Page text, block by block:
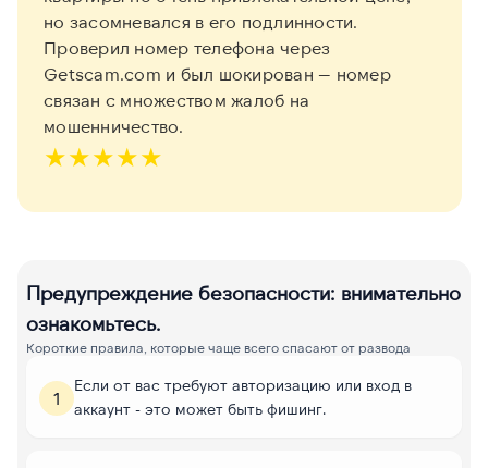
но засомневался в его подлинности.
Проверил номер телефона через
Getscam.com и был шокирован — номер
связан с множеством жалоб на
мошенничество.
★★★★★
Предупреждение безопасности: внимательно
ознакомьтесь.
Короткие правила, которые чаще всего спасают от развода
1
Если от вас требуют авторизацию или вход в
аккаунт - это может быть фишинг.